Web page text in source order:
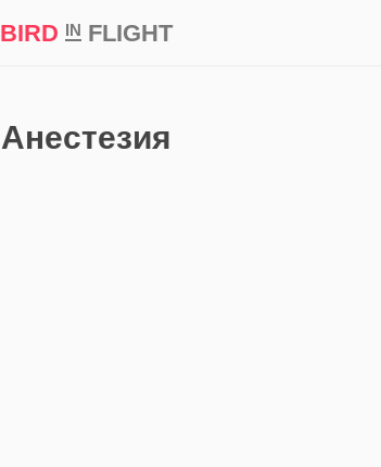
BIRD INFLIGHT
Анестезия